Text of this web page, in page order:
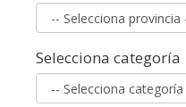
Selecciona categoría